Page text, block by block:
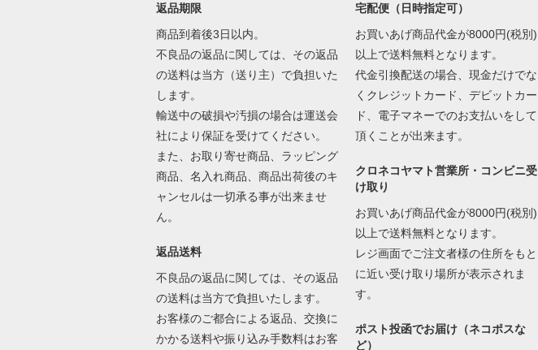
返品期限
商品到着後3日以内。
不良品の返品に関しては、その返品
の送料は当方（送り主）で負担いた
します。
輸送中の破損や汚損の場合は運送会
社により保証を受けてください。
また、お取り寄せ商品、ラッピング
商品、名入れ商品、商品出荷後のキ
ャンセルは一切承る事が出来ませ
ん。
返品送料
不良品の返品に関しては、その返品
の送料は当方で負担いたします。
お客様のご都合による返品、交換に
かかる送料や振り込み手数料はお客
宅配便（日時指定可）
お買いあげ商品代金が8000円(税別)
以上で送料無料となります。
代金引換配送の場合、現金だけでな
くクレジットカード、デビットカー
ド、電子マネーでのお支払いをして
頂くことが出来ます。
クロネコヤマト営業所・コンビニ受
け取り
お買いあげ商品代金が8000円(税別)
以上で送料無料となります。
レジ画面でご注文者様の住所をもと
に近い受け取り場所が表示されま
す。
ポスト投函でお届け（ネコポスな
ど）